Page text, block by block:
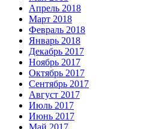
Апрель 2018
Март 2018
Февраль 2018
Январь 2018
Декабрь 2017
Ноябрь 2017
Октябрь 2017
Сентябрь 2017
Август 2017
Июль 2017
Июнь 2017